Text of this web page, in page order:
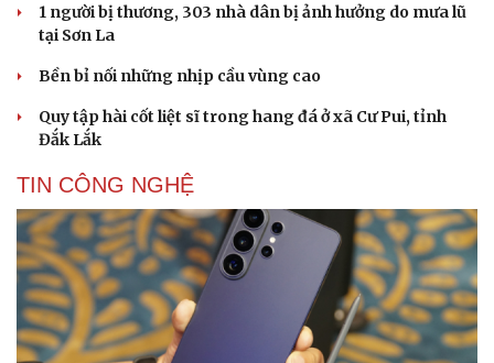
1 người bị thương, 303 nhà dân bị ảnh hưởng do mưa lũ
tại Sơn La
Bền bỉ nối những nhịp cầu vùng cao
Quy tập hài cốt liệt sĩ trong hang đá ở xã Cư Pui, tỉnh
Đắk Lắk
TIN CÔNG NGHỆ